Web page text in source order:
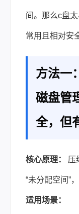
间。那么c盘
常用且相对安
方法一
磁盘管
全，但
核心原理： 压
“未分配空间”
适用场景：